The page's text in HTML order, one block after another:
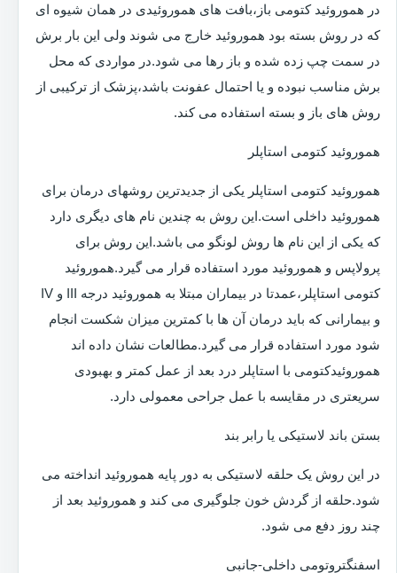
در هموروئید کتومی باز،بافت های هموروئیدی در همان شیوه ای
که در روش بسته بود هموروئید خارج می شوند ولی این بار برش
در سمت چپ زده شده و باز رها می شود.در مواردی که محل
برش مناسب نبوده و یا احتمال عفونت باشد،پزشک از ترکیبی از
روش های باز و بسته استفاده می کند.
هموروئید کتومی استاپلر
هموروئید کتومی استاپلر یکی از جدیدترین روشهای درمان برای
هموروئید داخلی است.این روش به چندین نام های دیگری دارد
که یکی از این نام ها روش لونگو می باشد.این روش برای
پرولاپس و هموروئید مورد استفاده قرار می گیرد.هموروئید
کتومی استاپلر،عمدتا در بیماران مبتلا به هموروئید درجه III و IV
و بیمارانی که باید درمان آن ها با کمترین میزان شکست انجام
شود مورد استفاده قرار می گیرد.مطالعات نشان داده اند
هموروئیدکتومی با استاپلر درد بعد از عمل کمتر و بهبودی
سریعتری در مقایسه با عمل جراحی معمولی دارد.
بستن باند لاستیکی یا رابر بند
در این روش یک حلقه لاستیکی به دور پایه هموروئید انداخته می
شود.حلقه از گردش خون جلوگیری می کند و هموروئید بعد از
چند روز دفع می شود.
اسفنگتروتومی داخلی-جانبی